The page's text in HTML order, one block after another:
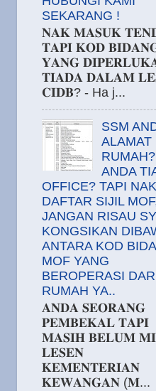
SEKARANG !
𝐍𝐀𝐊 𝐌𝐀𝐒𝐔𝐊
𝐓𝐀𝐏𝐈 𝐊𝐎𝐃
𝐘𝐀𝐍𝐆
𝐓𝐈𝐀𝐃𝐀 𝐃𝐀𝐋𝐀𝐌
𝐂𝐈𝐃𝐁? - Ha j...
SSM
ALAMAT
RUMAH?
ANDA
OFFICE? TAPI NAK
DAFTAR SIJIL
JANGAN RISAU SY
KONGSIKAN
ANTARA KOD
MOF YANG
BEROPERASI
RUMAH YA..
𝐀𝐍𝐃𝐀 𝐒𝐄𝐎𝐑𝐀𝐍𝐆
𝐏𝐄𝐌𝐁𝐄𝐊𝐀𝐋 𝐓𝐀𝐏𝐈
𝐌𝐀𝐒𝐈𝐇 𝐁𝐄𝐋𝐔𝐌
𝐋𝐄𝐒𝐄𝐍
𝐊𝐄𝐌𝐄𝐍𝐓𝐄𝐑𝐈𝐀𝐍
𝐊𝐄𝐖𝐀𝐍𝐆𝐀𝐍 (𝐌...